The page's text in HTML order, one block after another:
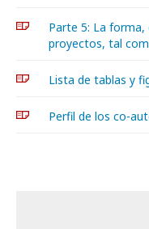
Parte 5: La forma,
proyectos, tal
Lista de tablas y
Perfil de los co-